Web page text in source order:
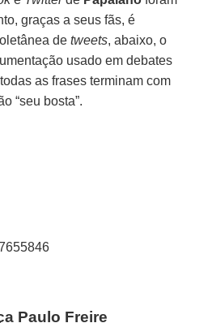
graças a seus fãs, é
detweets, abaixo, o
usado em debates
as frases terminam com
“seu bosta”.
Paulo Freire